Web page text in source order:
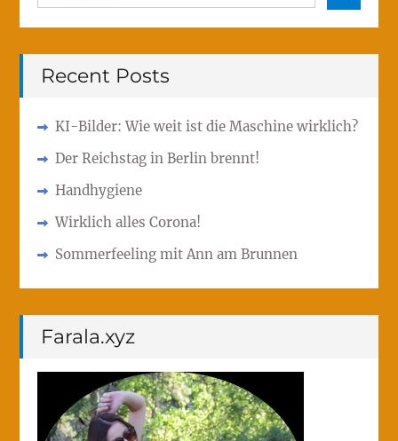
for:
Recent Posts
KI-Bilder: Wie weit ist die Maschine wirklich?
Der Reichstag in Berlin brennt!
Handhygiene
Wirklich alles Corona!
Sommerfeeling mit Ann am Brunnen
Farala.xyz